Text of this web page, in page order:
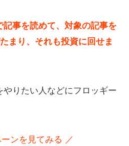
記事を読めて、対象の記事を
まり、それも投資に回せま
りたい人などにフロッギー
ンを見てみる ／